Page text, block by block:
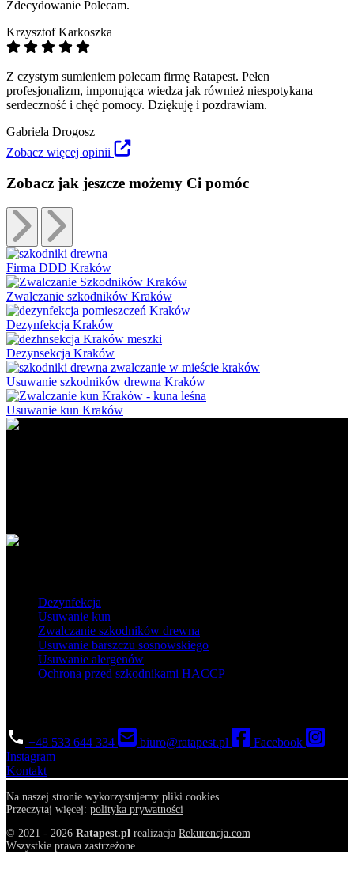
Zdecydowanie Polecam.
Krzysztof Karkoszka
Z czystym sumieniem polecam firmę Ratapest. Pełen
profesjonalizm, imponująca wiedza jak również niespotykana
serdeczność i chęć pomocy. Dziękuję i pozdrawiam.
Gabriela Drogosz
Zobacz więcej opinii
Zobacz jak jeszcze możemy Ci pomóc
Firma DDD Kraków
Zwalczanie szkodników Kraków
Dezynfekcja Kraków
Dezynsekcja Kraków
Usuwanie szkodników drewna Kraków
Usuwanie kun Kraków
Dezynfekcja
Usuwanie kun
Zwalczanie szkodników drewna
Usuwanie barszczu sosnowskiego
Usuwanie alergenów
Ochrona przed szkodnikami HACCP
+48 533 644 334 biuro@ratapest.pl
Facebook
Instagram
Kontakt
Na naszej stronie wykorzystujemy pliki cookies.
Przeczytaj więcej: polityka prywatności
© 2021 - 2026 Ratapest.pl realizacja Rekurencja.com
Wszystkie prawa zastrzeżone.